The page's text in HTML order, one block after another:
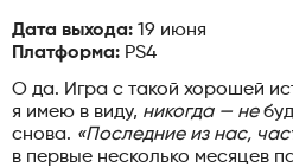
Дата выхода: 19 июня
Платформа: PS4
О да. Игра с такой хорошей
я имею в виду, никогда — не
снова. «Последние из нас,
в первые несколько месяцев